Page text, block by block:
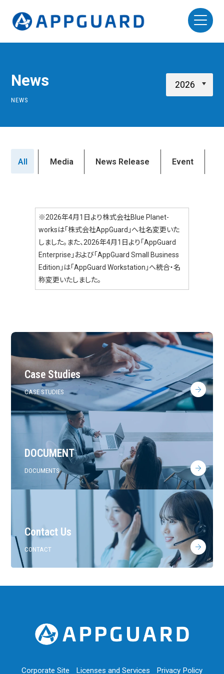
News
NEWS
All Media News Release Event
※2026年4月1日より株式会社Blue Planet-
worksは「株式会社AppGuard」へ社名変更いた
しました。また、2026年4月1日より「AppGuard
Enterprise」および「AppGuard Small Business
Edition」は「AppGuard Workstation」へ統合・名
称変更いたしました。
Case Studies
CASE STUDIES
DOCUMENT
DOCUMENTS
Contact Us
CONTACT
Corporate Site Licenses and Services Privacy Policy